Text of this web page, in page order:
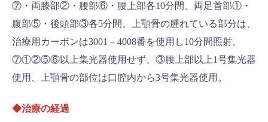
⑦・両膝部②・腰部⑥・腰上部各10分間、両足首部①・
腹部⑤・後頭部③各5分間。上顎骨の腫れている部分は、
治療用カーボンは3001－4008番を使用し10分間照射。
⑦①②⑤⑥以上集光器使用せず、③腰上部以上1号集光器
使用、上顎骨の部位は口腔内から3号集光器使用。
◆治療の経過